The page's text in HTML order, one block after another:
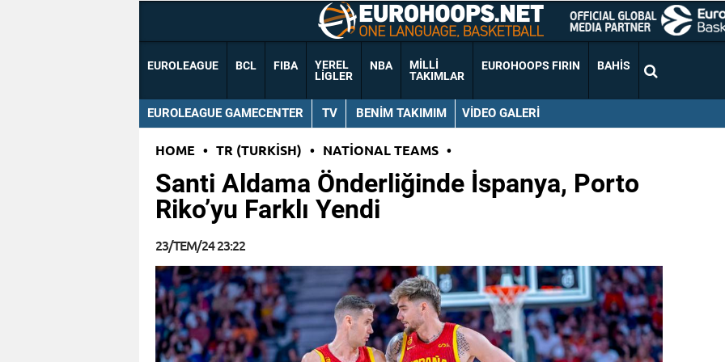
EUROLEAGUE BCL FIBA
YEREL
LIGLER
NBA
MILLI
TAKIMLAR
EUROHOOPS FIRIN BAHIS
EUROLEAGUE GAMECENTER TV BENIM TAKIMIM VIDEO GALERI
HOME • TR (TURKISH) • NATIONAL TEAMS •
Santi Aldama Önderliğinde İspanya, Porto
Riko’yu Farklı Yendi
23/TEM/24 23:22